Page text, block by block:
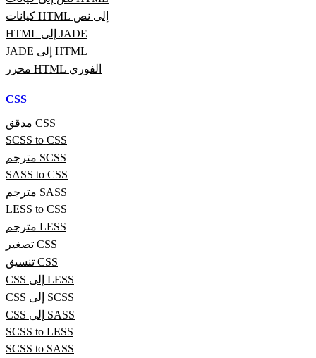
كيانات HTML إلى نص
HTML إلى JADE
JADE إلى HTML
محرر HTML الفوري
CSS
مدقق CSS
SCSS to CSS
مترجم SCSS
SASS to CSS
مترجم SASS
LESS to CSS
مترجم LESS
تصغير CSS
تنسيق CSS
CSS إلى LESS
CSS إلى SCSS
CSS إلى SASS
SCSS to LESS
SCSS to SASS